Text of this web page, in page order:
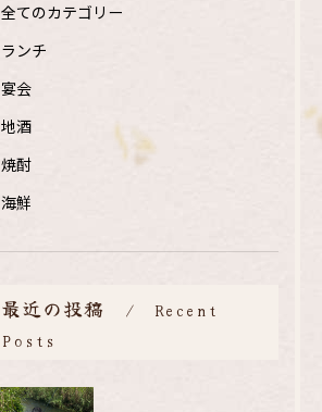
全てのカテゴリー
ランチ
宴会
地酒
焼酎
海鮮
最近の投稿
Recent
Posts